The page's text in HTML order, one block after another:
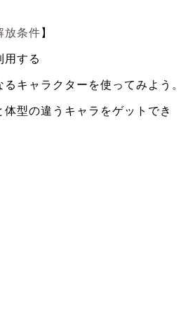
放条件 】
用する
キャラクターを使ってみよう。
型の違うキャラをゲットでき